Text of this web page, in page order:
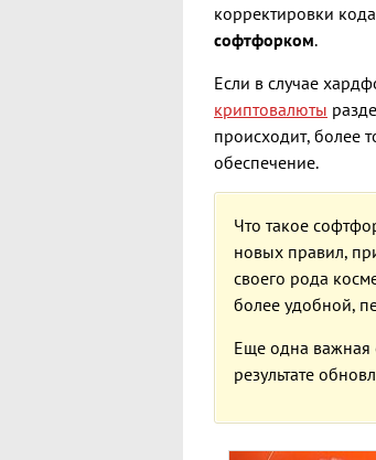
корректировки
софтфорком.
Если в случае
криптовалюты
происходит, более
обеспечение.
Что такое
новых правил,
своего рода
более удобной,
Еще одна важная
результате